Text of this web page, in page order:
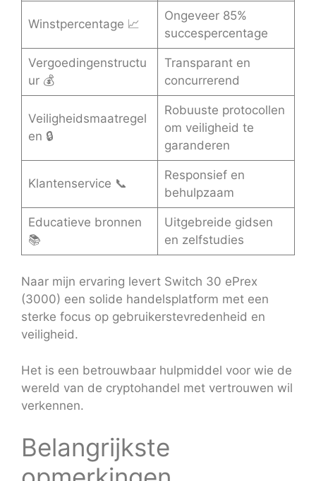
Winstpercentage 📈
Ongeveer 85%
succespercentage
Vergoedingenstructu
ur 💰
Transparant en
concurrerend
Veiligheidsmaatregel
en 🔒
Robuuste protocollen
om veiligheid te
garanderen
Klantenservice 📞
Responsief en
behulpzaam
Educatieve bronnen
📚
Uitgebreide gidsen
en zelfstudies
Naar mijn ervaring levert Switch 30 ePrex
(3000) een solide handelsplatform met een
sterke focus op gebruikerstevredenheid en
veiligheid.
Het is een betrouwbaar hulpmiddel voor wie de
wereld van de cryptohandel met vertrouwen wil
verkennen.
Belangrijkste